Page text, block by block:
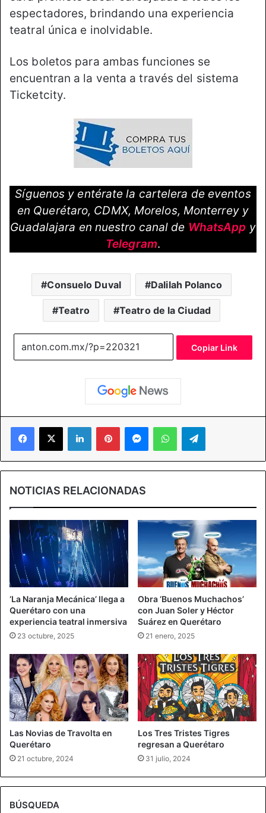
espectadores, brindando una experiencia
teatral única e inolvidable.
Los boletos para ambas funciones se
encuentran a la venta a través del sistema
Ticketcity.
Síguenos y entérate la cartelera de eventos
en Querétaro, CDMX, Morelos, Monterrey y
Guadalajara en nuestro canal de WhatsApp y
Telegram.
Consuelo Duval Dalilah Polanco
Teatro Teatro de la Ciudad
Copiar Link
Facebook
X LinkedInPinterestMessengerWhatsAppTelegram
NOTICIAS RELACIONADAS
‘La Naranja Mecánica’ llega a
Querétaro con una
experiencia teatral inmersiva
23 octubre, 2025
Obra ‘Buenos Muchachos’
con Juan Soler y Héctor
Suárez en Querétaro
21 enero, 2025
Las Novias de Travolta en
Querétaro
21 octubre, 2024
Los Tres Tristes Tigres
regresan a Querétaro
31 julio, 2024
BÚSQUEDA